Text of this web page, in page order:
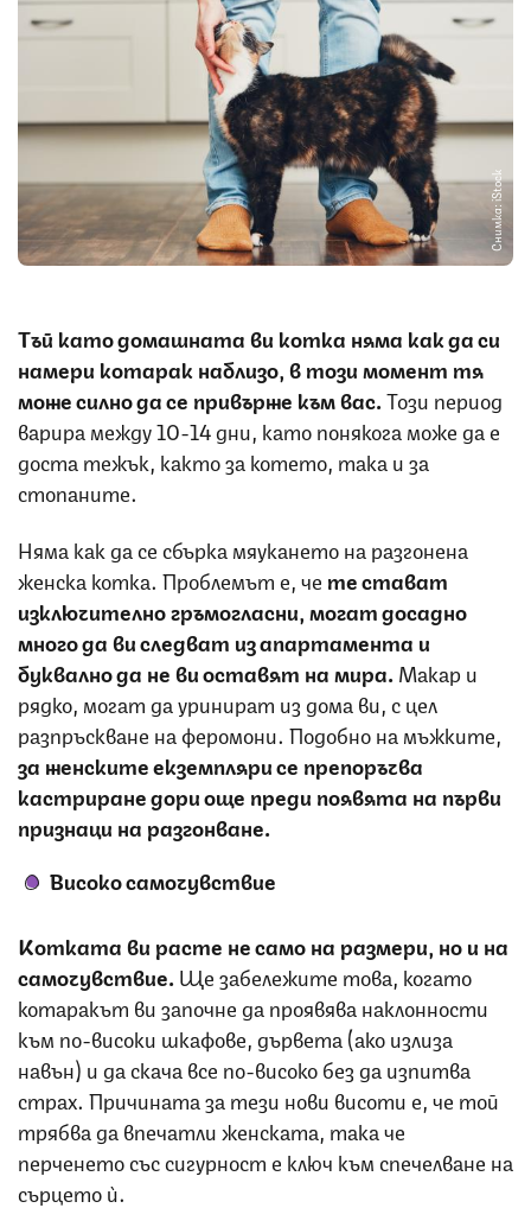
Снимка: iStock
Тъй като домашната ви котка няма как да си
намери котарак наблизо, в този момент тя
може силно да се привърже към вас.Този период
варира между 10-14 дни, като понякога може да е
доста тежък, както за котето, така и за
стопаните.
Няма как да се сбърка мяукането на разгонена
женска котка. Проблемът е, че те стават
изключително гръмогласни, могат досадно
много да ви следват из апартамента и
буквално да не ви оставят на мира. Макар и
рядко, могат да уринират из дома ви, с цел
разпръскване на феромони. Подобно на мъжките,
за женските екземпляри се препоръчва
кастриране дори още преди появята на първи
признаци на разгонване.
Високо самочувствие
Котката ви расте не само на размери, но и на
самочувствие. Ще забележите това, когато
котаракът ви започне да проявява наклонности
към по-високи шкафове, дървета (ако излиза
навън) и да скача все по-високо без да изпитва
страх. Причината за тези нови висоти е, че той
трябва да впечатли женската, така че
перченето със сигурност е ключ към спечелване на
сърцето ѝ.